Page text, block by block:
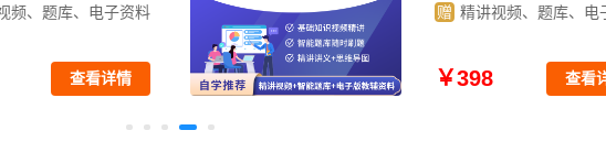
频、题库、电子资料
查看详情
赠 精讲视频、题库、电
￥398 查看